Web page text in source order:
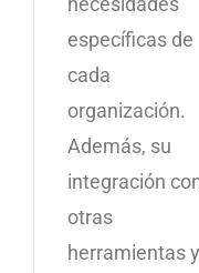
específicas de
cada
organización.
Además, su
integración
otras
herramientas y